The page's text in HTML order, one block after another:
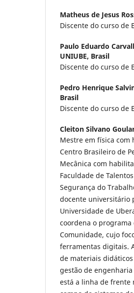
Matheus de Jesus
Discente do curso de
Paulo Eduardo
UNIUBE, Brasil
Discente do curso de
Pedro Henrique
Brasil
Discente do curso de
Cleiton Silvano
Mestre em física com
Centro Brasileiro de
Mecânica com
Faculdade de
Segurança do
docente universitário
Universidade de
coordena o
Comunidade, cujo
ferramentas digitais.
de materiais
gestão de
está a linha de frente